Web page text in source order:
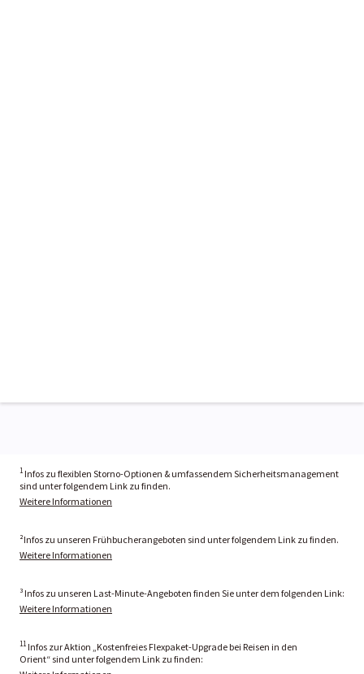
1 Infos zu flexiblen Storno-Optionen & umfassendem Sicherheitsmanagement
sind unter folgendem Link zu finden.
Weitere Informationen
²Infos zu unseren Frühbucherangeboten sind unter folgendem Link zu finden.
Weitere Informationen
³ Infos zu unseren Last-Minute-Angeboten finden Sie unter dem folgenden Link:
Weitere Informationen
11 Infos zur Aktion „Kostenfreies Flexpaket-Upgrade bei Reisen in den
Orient“ sind unter folgendem Link zu finden: